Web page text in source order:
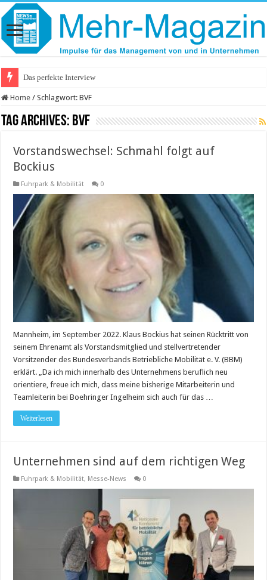
Stat
Home / Schlagwort:BVF
Tag Archives: BVF
Vorstandswechsel: Schmahl folgt auf
Bockius
Fuhrpark & Mobilität 0
Mannheim, im September 2022. Klaus Bockius hat seinen Rücktritt von
seinem Ehrenamt als Vorstandsmitglied und stellvertretender
Vorsitzender des Bundesverbands Betriebliche Mobilität e. V. (BBM)
erklärt. „Da ich mich innerhalb des Unternehmens beruflich neu
orientiere, freue ich mich, dass meine bisherige Mitarbeiterin und
Teamleiterin bei Boehringer Ingelheim sich auch für das …
Weiterlesen
Unternehmen sind auf dem richtigen Weg
Fuhrpark & Mobilität, Messe-News 0